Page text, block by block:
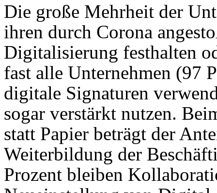
Die große Mehrheit der
ihren durch Corona
Digitalisierung festhalten
fast alle Unternehmen (97
digitale Signaturen
sogar verstärkt nutzen.
statt Papier beträgt der
Weiterbildung der
Prozent bleiben